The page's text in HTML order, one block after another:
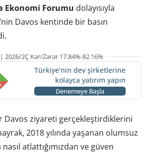
Ekonomi Forumu dolayısıyla
Davos kentinde bir basın
2026/2Ç Kar/Zarar 17.84%-82.16%
Türkiye’nin dev şirketlerine
kolayca yatırım yapın
Denemeye Başla
Davos ziyareti gerçekleştirdiklerini
2018 yılında yaşanan olumsuz
atlattığımızdan ve güven